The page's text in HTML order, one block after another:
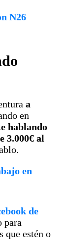
N26
a
en
hablando
3.000€ al
en
de
para
que estén o